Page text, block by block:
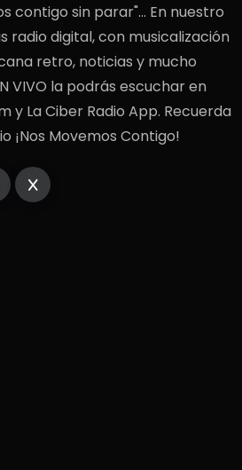
contigo sin parar"... En nuestro
radio digital, con musicalización
retro, noticias y mucho
VIVO la podrás escuchar en
y La Ciber Radio App. Recuerda
¡Nos Movemos Contigo!